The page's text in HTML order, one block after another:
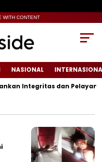
WITH CONTENT
NASIONAL
Integritas dan Pelayanan